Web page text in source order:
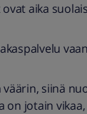
aika
siinä
jotain